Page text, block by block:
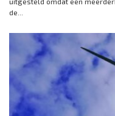
de...